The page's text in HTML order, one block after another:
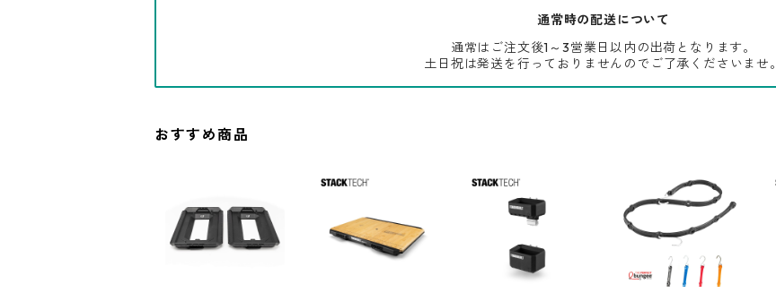
通常時の配送について
通常はご注文後1～3営業日以内の出荷となります。
土日祝は発送を行っておりませんのでご了承くださいませ。
おすすめ商品